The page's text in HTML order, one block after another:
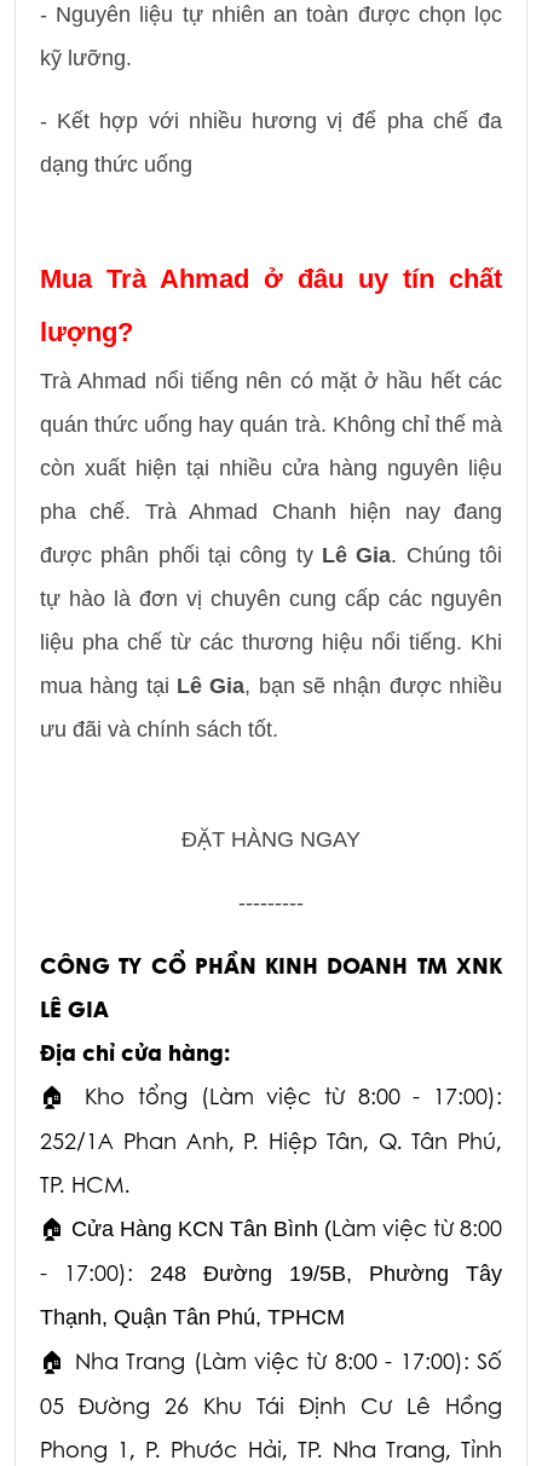
- Nguyên liệu tự nhiên an toàn được chọn lọc
kỹ lưỡng.
- Kết hợp với nhiều hương vị để pha chế đa
dạng thức uống
Mua Trà Ahmad ở đâu uy tín chất
lượng?
Trà Ahmad nổi tiếng nên có mặt ở hầu hết các
quán thức uống hay quán trà. Không chỉ thế mà
còn xuất hiện tại nhiều cửa hàng nguyên liệu
pha chế. Trà Ahmad Chanh hiện nay đang
được phân phối tại công ty Lê Gia. Chúng tôi
tự hào là đơn vị chuyên cung cấp các nguyên
liệu pha chế từ các thương hiệu nổi tiếng. Khi
mua hàng tại Lê Gia, bạn sẽ nhận được nhiều
ưu đãi và chính sách tốt.
ĐẶT HÀNG NGAY
---------
CÔNG TY CỔ PHẦN KINH DOANH TM XNK
LÊ GIA
Địa chỉ cửa hàng:
🏠 Kho tổng (Làm việc từ 8:00 - 17:00):
252/1A Phan Anh, P. Hiệp Tân, Q. Tân Phú,
TP. HCM.
🏠 Cửa Hàng KCN Tân Bình (Làm việc từ 8:00
- 17:00):
248 Đường 19/5B, Phường Tây
Thạnh, Quận Tân Phú, TPHCM
🏠 Nha Trang (Làm việc từ 8:00 - 17:00): Số
05 Đường 26 Khu Tái Định Cư Lê Hồng
Phong 1, P. Phước Hải, TP. Nha Trang, Tỉnh